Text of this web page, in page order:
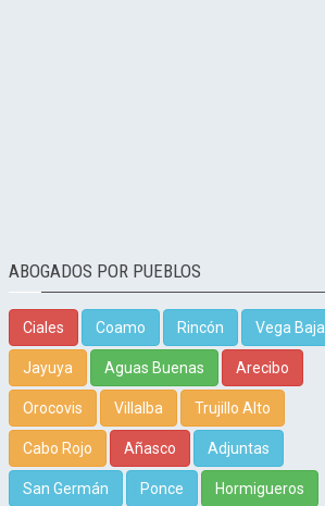
ABOGADOS POR PUEBLOS
Ciales Coamo Rincón Vega Baja
Jayuya Aguas Buenas Arecibo
Orocovis Villalba Trujillo Alto
Cabo Rojo Añasco Adjuntas
San Germán Ponce Hormigueros